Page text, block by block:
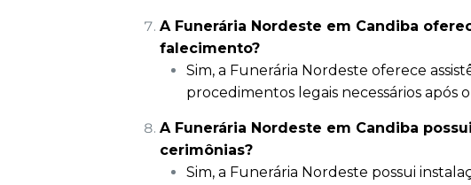
A Funerária Nordeste em Candiba
falecimento?
Sim, a Funerária Nordeste oferece
procedimentos legais necessários
A Funerária Nordeste em Candiba
cerimônias?
Sim, a Funerária Nordeste possui